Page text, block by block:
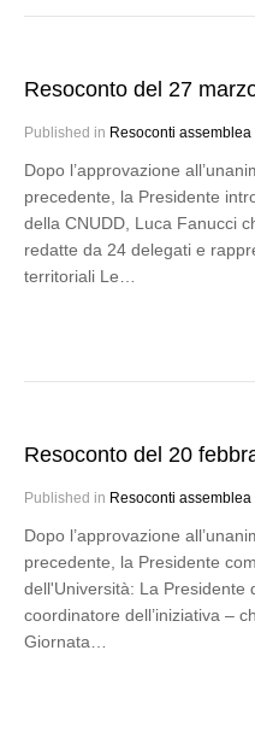
Resoconto del 27
Published in Resoconti assemblea
Dopo l’approvazione
precedente, la Presidente
della CNUDD, Luca Fanucci
redatte da 24 delegati e
territoriali Le…
Resoconto del 20
Published in Resoconti assemblea
Dopo l’approvazione
precedente, la Presidente
dell'Università: La Presidente
coordinatore dell’iniziativa –
Giornata…